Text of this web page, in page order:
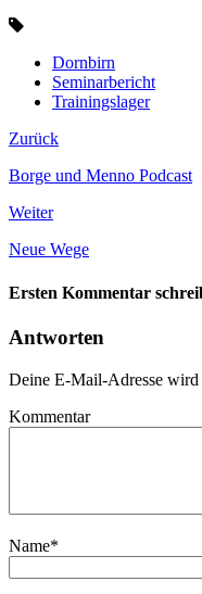
Dornbirn
Seminarbericht
Trainingslager
Zurück
Borge und Menno Podcast
Weiter
Neue Wege
Ersten Kommentar
Antworten
Deine E-Mail-Adresse
Kommentar
Name*